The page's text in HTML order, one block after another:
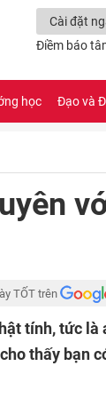
Cài đặt
Điềm báo
học Đạo và
TỐT trên
tính, tức là
thấy bạn